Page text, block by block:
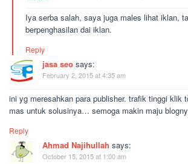
Iya serba salah, saya juga males lihat iklan,
berpenghasilan dai iklan.
Reply
jasa seo says:
February 2, 2015 at 4:35 am
ini yg meresahkan para publisher. trafik tinggi
mas untuk solusinya… semoga makin maju
Reply
Ahmad Najihullah says:
October 15, 2015 at 1:00 am